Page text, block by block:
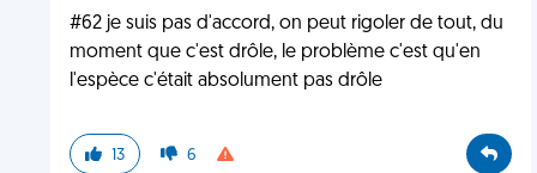
#62 je suis pas d'accord, on peut rigoler de tout, du
moment que c'est drôle, le problème c'est qu'en
l'espèce c'était absolument pas drôle
13 6